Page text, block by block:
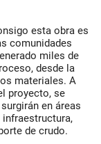
esta obra es
comunidades
miles de
desde la
materiales. A
proyecto, se
en áreas
de crudo.